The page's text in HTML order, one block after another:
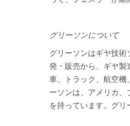
グリーソンについて
グリーソンはギヤ技
発・販売から、ギヤ製
車、トラック、航空機
ーソンは、アメリカ
を持っています。グリ